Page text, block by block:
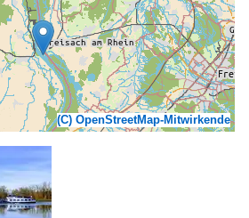
(C) OpenStreetMap-Mitwirkende